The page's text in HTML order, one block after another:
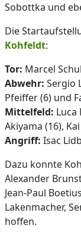
Sobottka und
Die
Kohfeldt:
Tor: Marcel
Abwehr: Sergio
Pfeiffer (6) und
Mittelfeld: Luca
Akiyama (16),
Angriff: Isac
Dazu konnte
Alexander
Jean-Paul
Lakenmacher,
hoffen.